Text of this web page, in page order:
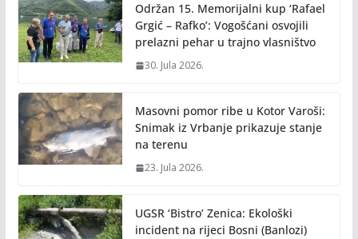
Održan 15. Memorijalni kup ‘Rafael
Grgić – Rafko’: Vogošćani osvojili
prelazni pehar u trajno vlasništvo
30. Jula 2026.
Masovni pomor ribe u Kotor Varoši:
Snimak iz Vrbanje prikazuje stanje
na terenu
23. Jula 2026.
UGSR ‘Bistro’ Zenica: Ekološki
incident na rijeci Bosni (Banlozi)